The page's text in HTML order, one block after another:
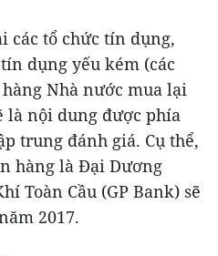
các tổ chức tín dụng,
dụng yếu kém (các
Nhà nước mua lại
là nội dung được phía
trung đánh giá. Cụ thể,
hàng là Đại Dương
Toàn Cầu (GP Bank) sẽ
2017.